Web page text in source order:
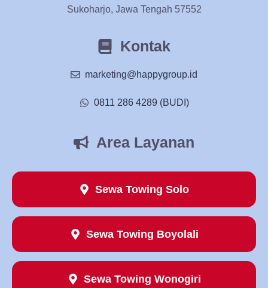
Sukoharjo, Jawa Tengah 57552
Kontak
marketing@happygroup.id
0811 286 4289 (BUDI)
Area Layanan
Sewa Towing Solo
Sewa Towing Boyolali
Sewa Towing Wonogiri